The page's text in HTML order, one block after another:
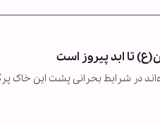
تا ابد پیروز است
در شرایط بحرانی پشت این خاک